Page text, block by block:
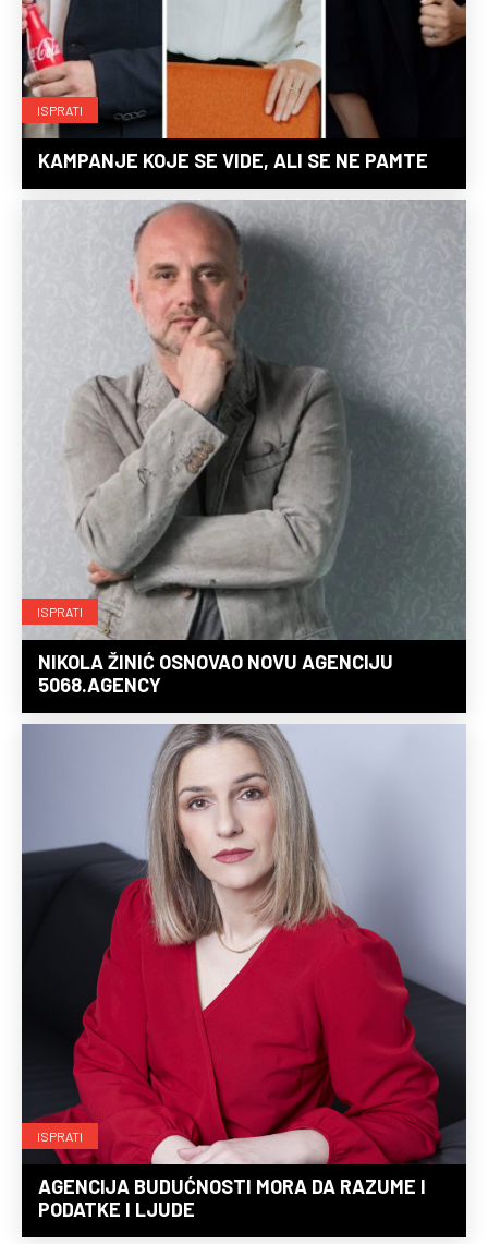
ISPRATI
KAMPANJE KOJE SE VIDE, ALI SE NE PAMTE
ISPRATI
NIKOLA ŽINIĆ OSNOVAO NOVU AGENCIJU
5068.AGENCY
ISPRATI
AGENCIJA BUDUĆNOSTI MORA DA RAZUME I
PODATKE I LJUDE